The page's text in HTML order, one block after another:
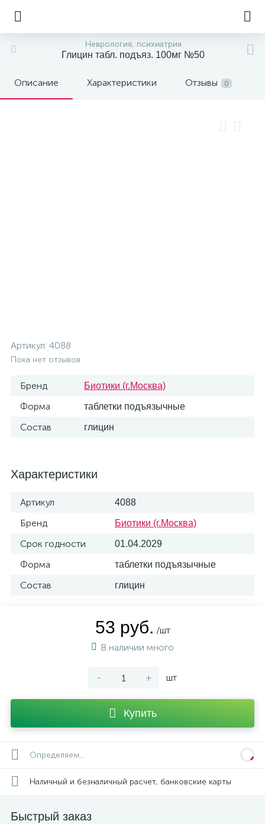
Неврология, психиатрия
Глицин табл. подъяз. 100мг №50
Описание Характеристики Отзывы 0
Артикул: 4088
Пока нет отзывов
Бренд Биотики (г.Москва)
Форма таблетки подъязычные
Состав глицин
Характеристики
Артикул 4088
Бренд Биотики (г.Москва)
Срок годности 01.04.2029
Форма таблетки подъязычные
Состав глицин
53 руб. /шт
В наличии много
- + шт
Купить
Определяем...
Наличный и безналичный расчет, банковские карты
Быстрый заказ